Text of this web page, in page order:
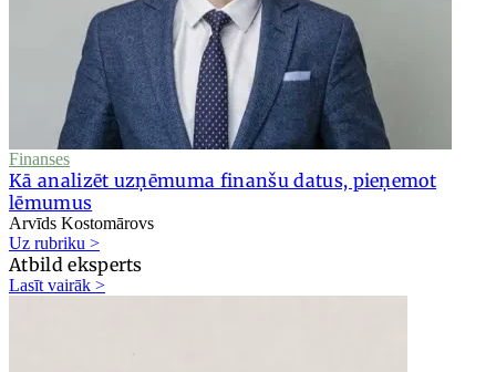
Finanses
Kā analizēt uzņēmuma finanšu datus, pieņemot
lēmumus
Arvīds Kostomārovs
Uz rubriku >
Atbild eksperts
Lasīt vairāk >